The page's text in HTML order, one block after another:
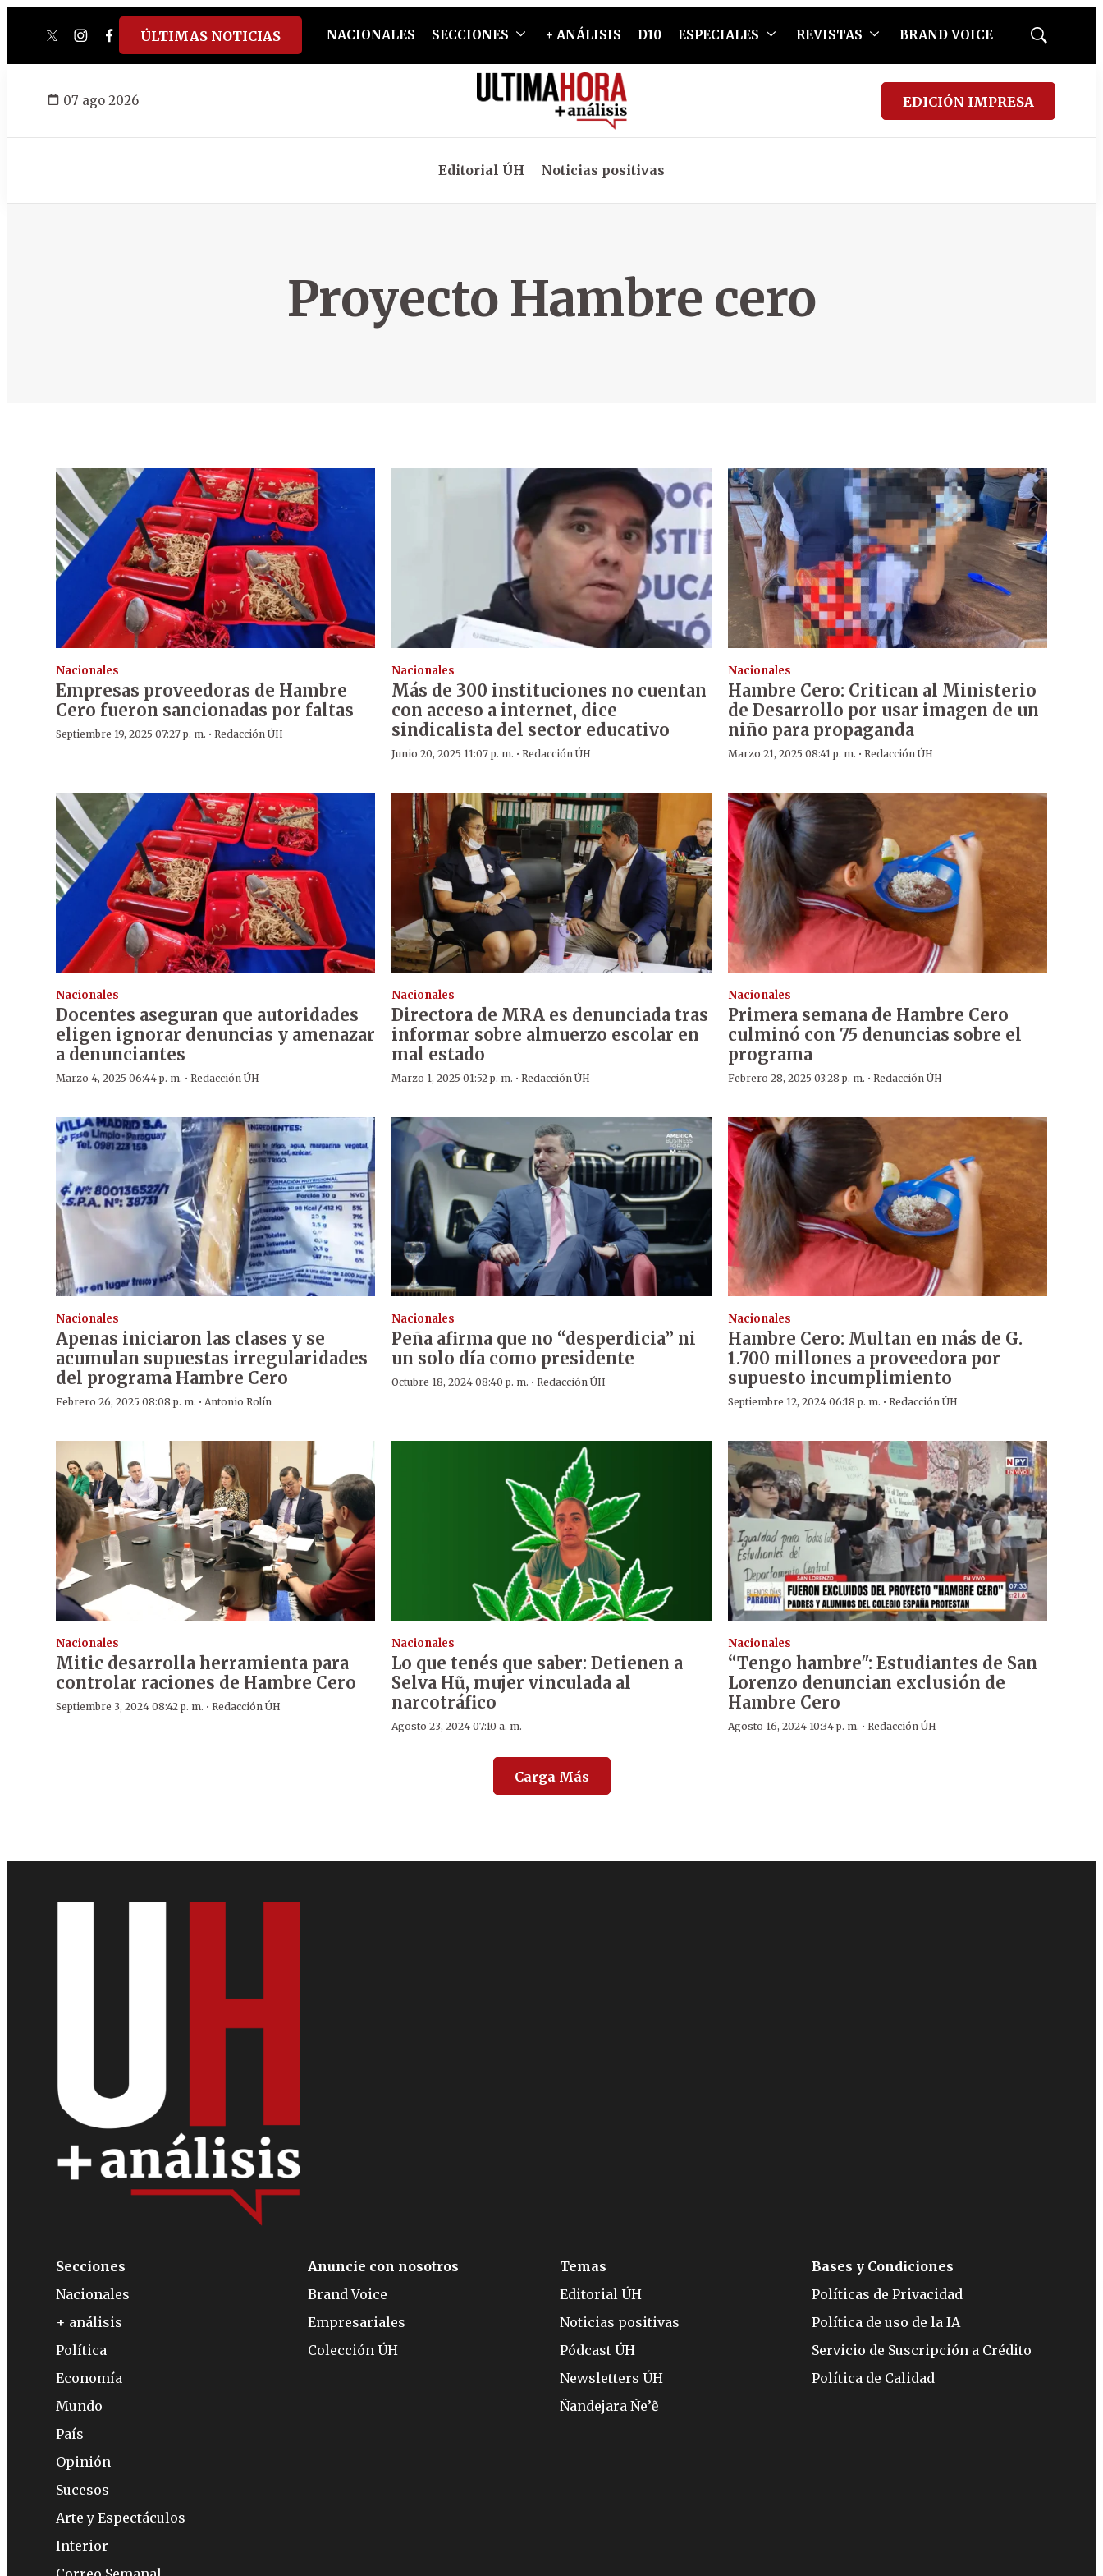
twitterinstagram
facebook
tiktokyoutube
spotify
ÚLTIMAS NOTICIAS NACIONALES SECCIONES + ANÁLISIS D10 ESPECIALES REVISTAS BRAND VOICE
Mostrar
07 ago 2026 EDICIÓN IMPRESA
Editorial ÚH Noticias positivas
Proyecto Hambre cero
Nacionales
Empresas proveedoras de Hambre
Cero fueron sancionadas por faltas
Septiembre 19, 2025 07:27 p. m. · Redacción ÚH
Nacionales
Más de 300 instituciones no cuentan
con acceso a internet, dice
sindicalista del sector educativo
Junio 20, 2025 11:07 p. m. ·Redacción ÚH
Nacionales
Hambre Cero: Critican al Ministerio
de Desarrollo por usar imagen de un
niño para propaganda
Marzo 21, 2025 08:41 p. m. · Redacción ÚH
Nacionales
Docentes aseguran que autoridades
eligen ignorar denuncias y amenazar
a denunciantes
Marzo 4, 2025 06:44 p. m. · Redacción ÚH
Nacionales
Directora de MRA es denunciada tras
informar sobre almuerzo escolar en
mal estado
Marzo 1, 2025 01:52 p. m. ·Redacción ÚH
Nacionales
Primera semana de Hambre Cero
culminó con 75 denuncias sobre el
programa
Febrero 28, 2025 03:28 p. m. · Redacción ÚH
Nacionales
Apenas iniciaron las clases y se
acumulan supuestas irregularidades
del programa Hambre Cero
Febrero 26, 2025 08:08 p. m. · Antonio Rolín
Nacionales
Peña afirma que no “desperdicia” ni
un solo día como presidente
Octubre 18, 2024 08:40 p. m. ·Redacción ÚH
Nacionales
Hambre Cero: Multan en más de G.
1.700 millones a proveedora por
supuesto incumplimiento
Septiembre 12, 2024 06:18 p. m. · Redacción ÚH
Nacionales
Mitic desarrolla herramienta para
controlar raciones de Hambre Cero
Septiembre 3, 2024 08:42 p. m. · Redacción ÚH
Nacionales
Lo que tenés que saber: Detienen a
Selva Hũ, mujer vinculada al
narcotráfico
Agosto 23, 2024 07:10 a. m.
Nacionales
“Tengo hambre": Estudiantes de San
Lorenzo denuncian exclusión de
Hambre Cero
Agosto 16, 2024 10:34 p. m. · Redacción ÚH
Carga Más
Secciones
Nacionales
+ análisis
Política
Economía
Mundo
País
Opinión
Sucesos
Arte y Espectáculos
Interior
Anuncie con nosotros
Brand Voice
Empresariales
Colección ÚH
Temas
Editorial ÚH
Noticias positivas
Pódcast ÚH
Newsletters ÚH
Ñandejara Ñe’ẽ
Bases y Condiciones
Políticas de Privacidad
Política de uso de la IA
Servicio de Suscripción a Crédito
Política de Calidad